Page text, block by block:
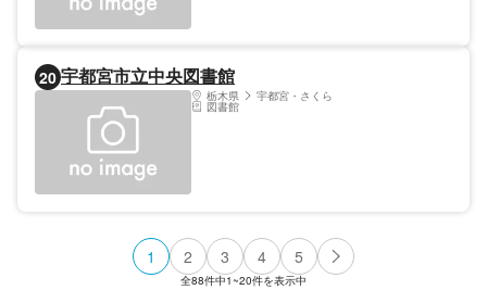
すすめ。
20 宇都宮市立中央図書館
栃木県 宇都宮・さくら
図書館
1 2 3 4 5
全88件中1~20件を表示中